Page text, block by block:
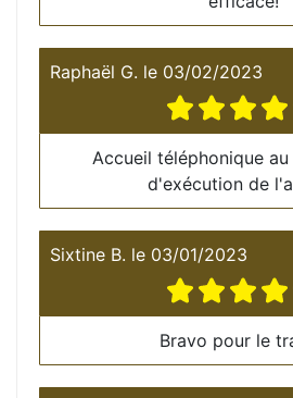
Raphaël G. le 03/02/2023
Accueil téléphonique
d'exécution de
Sixtine B. le 03/01/2023
Bravo pour le